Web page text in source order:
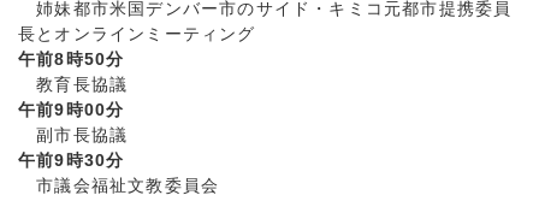
姉妹都市米国デンバー市のサイド・キミコ元都市提携委員
長とオンラインミーティング
午前8時50分
教育長協議
午前9時00分
副市長協議
午前9時30分
市議会福祉文教委員会